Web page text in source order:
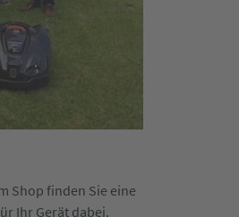
Shop finden Sie eine
Ihr Gerät dabei.